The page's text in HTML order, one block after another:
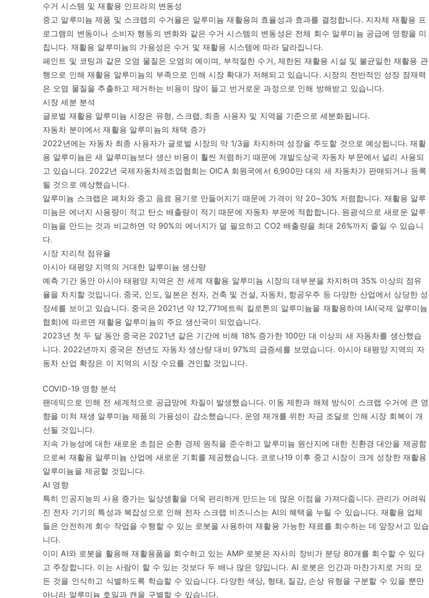
수거 시스템 및 재활용 인프라의 변동성
중고 알루미늄 제품 및 스크랩의 수거율은 알루미늄 재활용의 효율성과 효과를 결정합니다. 지자체 재활용 프
로그램의 변동이나 소비자 행동의 변화와 같은 수거 시스템의 변동성은 전체 회수 알루미늄 공급에 영향을 미
칩니다. 재활용 알루미늄의 가용성은 수거 및 재활용 시스템에 따라 달라집니다.
페인트 및 코팅과 같은 오염 물질은 오염의 예이며, 부적절한 수거, 제한된 재활용 시설 및 불균일한 재활용 관
행으로 인해 재활용 알루미늄의 부족으로 인해 시장 확대가 저해되고 있습니다. 시장의 전반적인 성장 잠재력
은 오염 물질을 추출하고 제거하는 비용이 많이 들고 번거로운 과정으로 인해 방해받고 있습니다.
시장 세분 분석
글로벌 재활용 알루미늄 시장은 유형, 스크랩, 최종 사용자 및 지역을 기준으로 세분화됩니다.
자동차 분야에서 재활용 알루미늄의 채택 증가
2022년에는 자동차 최종 사용자가 글로벌 시장의 약 1/3을 차지하며 성장을 주도할 것으로 예상됩니다. 재활
용 알루미늄은 새 알루미늄보다 생산 비용이 훨씬 저렴하기 때문에 개발도상국 자동차 부문에서 널리 사용되
고 있습니다. 2022년 국제자동차제조업협회는 OICA 회원국에서 6,900만 대의 새 자동차가 판매되거나 등록
될 것으로 예상했습니다.
알루미늄 스크랩은 폐차와 중고 음료 용기로 만들어지기 때문에 가격이 약 20~30% 저렴합니다. 재활용 알루
미늄은 에너지 사용량이 적고 탄소 배출량이 적기 때문에 자동차 부문에 적합합니다. 원광석으로 새로운 알루
미늄을 만드는 것과 비교하면 약 90%의 에너지가 덜 필요하고 CO2 배출량을 최대 26%까지 줄일 수 있습니
다.
시장 지리적 점유율
아시아 태평양 지역의 거대한 알루미늄 생산량
예측 기간 동안 아시아 태평양 지역은 전 세계 재활용 알루미늄 시장의 대부분을 차지하며 35% 이상의 점유
율을 차지할 것입니다. 중국, 인도, 일본은 전자, 건축 및 건설, 자동차, 항공우주 등 다양한 산업에서 상당한 성
장세를 보이고 있습니다. 중국은 2021년 약 12,771메트릭 킬로톤의 알루미늄을 재활용하여 IAI(국제 알루미늄
협회)에 따르면 재활용 알루미늄의 주요 생산국이 되었습니다.
2023년 첫 두 달 동안 중국은 2021년 같은 기간에 비해 18% 증가한 100만 대 이상의 새 자동차를 생산했습
니다. 2022년까지 중국은 전년도 자동차 생산량 대비 97%의 급증세를 보였습니다. 아시아 태평양 지역의 자
동차 산업 확장은 이 지역의 시장 수요를 견인할 것입니다.
COVID-19 영향 분석
팬데믹으로 인해 전 세계적으로 공급망에 차질이 발생했습니다. 이동 제한과 해체 방식이 스크랩 수거에 큰 영
향을 미쳐 재생 알루미늄 제품의 가용성이 감소했습니다. 운영 재개를 위한 자금 조달로 인해 시장 회복이 개
선될 것입니다.
지속 가능성에 대한 새로운 초점은 순환 경제 원칙을 준수하고 알루미늄 원산지에 대한 친환경 대안을 제공함
으로써 재활용 알루미늄 산업에 새로운 기회를 제공했습니다. 코로나19 이후 중고 시장이 크게 성장한 재활용
알루미늄을 제공할 것입니다.
AI 영향
특히 인공지능의 사용 증가는 일상생활을 더욱 편리하게 만드는 데 많은 이점을 가져다줍니다. 관리가 어려워
진 전자 기기의 특성과 복잡성으로 인해 전자 스크랩 비즈니스는 AI의 혜택을 누릴 수 있습니다. 재활용 업체
들은 안전하게 회수 작업을 수행할 수 있는 로봇을 사용하여 재활용 가능한 재료를 회수하는 데 앞장서고 있습
니다.
이미 AI와 로봇을 활용해 재활용품을 회수하고 있는 AMP 로봇은 자사의 장비가 분당 80개를 회수할 수 있다
고 주장합니다. 이는 사람이 할 수 있는 것보다 두 배나 많은 양입니다. AI 로봇은 인간과 마찬가지로 거의 모
든 것을 인식하고 식별하도록 학습할 수 있습니다. 다양한 색상, 형태, 질감, 손상 유형을 구분할 수 있을 뿐만
아니라 알루미늄 호일과 캔을 구별할 수 있습니다.